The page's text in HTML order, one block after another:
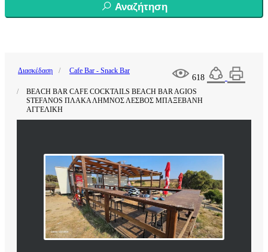
Αναζήτηση
618
Διασκέδαση Cafe Bar - Snack Bar
BEACH BAR CAFE COCKTAILS BEACH BAR AGIOS
STEFANOS ΠΛΑΚΑ ΛΗΜΝΟΣ ΛΕΣΒΟΣ ΜΠΑΞΕΒΑΝΗ
ΑΓΓΕΛΙΚΗ